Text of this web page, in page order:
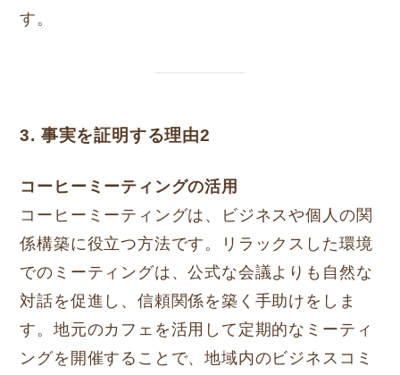
す。
3. 事実を証明する理由2
コーヒーミーティングの活用
コーヒーミーティングは、ビジネスや個人の関
係構築に役立つ方法です。リラックスした環境
でのミーティングは、公式な会議よりも自然な
対話を促進し、信頼関係を築く手助けをしま
す。地元のカフェを活用して定期的なミーティ
ングを開催することで、地域内のビジネスコミ